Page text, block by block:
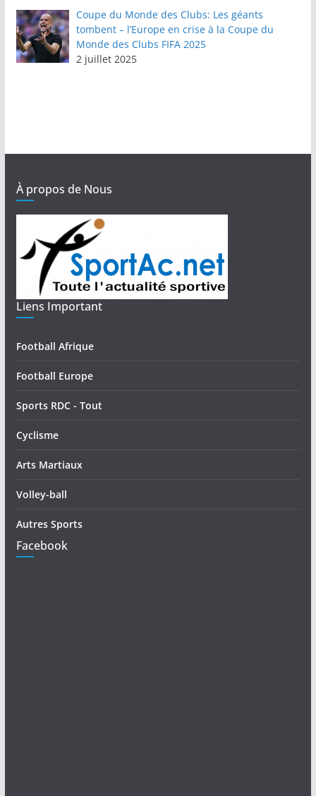
Coupe du Monde des Clubs: Les géants
tombent – l’Europe en crise à la Coupe du
Monde des Clubs FIFA 2025
2 juillet 2025
À propos de Nous
Liens Important
Football Afrique
Football Europe
Sports RDC - Tout
Cyclisme
Arts Martiaux
Volley-ball
Autres Sports
Facebook